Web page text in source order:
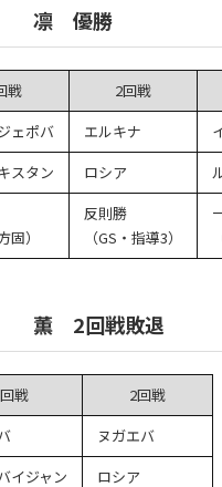
凛 優勝
戦 2回戦
ェポバ エルキナ
スタン ロシア
固）
反則勝
（GS・指導3）
薫 2回戦敗退
戦
2回戦
ヌガエバ
イジャン
ロシア